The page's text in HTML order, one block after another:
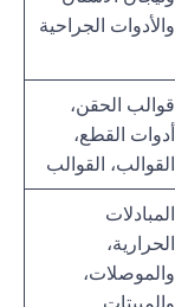
والأدوات الجراحية
قوالب الحقن،
أدوات القطع،
القوالب، القوالب
المبادلات
الحرارية،
والموصلات،